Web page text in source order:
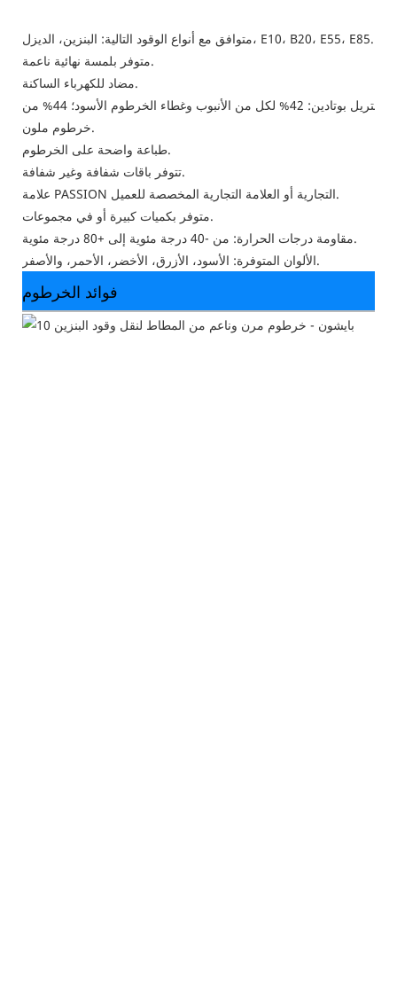
متوافق مع أنواع الوقود التالية: البنزين، الديزل، E10، B20، E55، E85.
متوفر بلمسة نهائية ناعمة.
مضاد للكهرباء الساكنة.
الأنبوب وغطاء الخرطوم الأسود؛ 44% من
خرطوم ملون.
طباعة واضحة على الخرطوم.
تتوفر باقات شفافة وغير شفافة.
علامة PASSION التجارية أو العلامة التجارية المخصصة للعميل.
متوفر بكميات كبيرة أو في مجموعات.
مقاومة درجات الحرارة: من -40 درجة مئوية إلى +80 درجة مئوية.
الألوان المتوفرة: الأسود، الأزرق، الأخضر، الأحمر، والأصفر.
فوائد الخرطوم